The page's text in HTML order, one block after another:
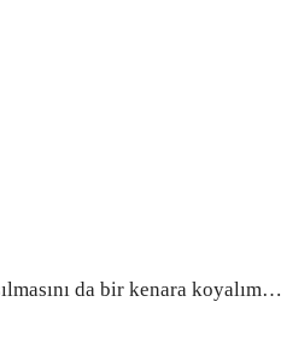
da bir kenara koyalım…